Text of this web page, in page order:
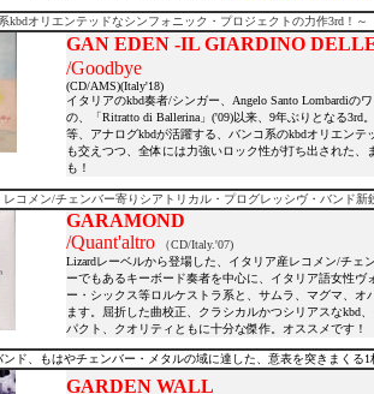
kbdオリエンテッドなシンフォニック・プロジェクトの力作3rd！～
GAN EDEN -IL GIARDINO
/Goodbye
(CD/AMS)(Italy'18)
イタリアのkbd奏者/シンガー、Angelo Santo Lombardiの
の、「Ritratto di Ballerina」('09)以来、9年ぶりとなる
等、アナログkbdが活躍する、バンコ系のkbdオリエン
も交えつつ、全体には力強いロック性が打ち出された
も！
レコメン/チェンバー寄りシアトリカル・プログレッシヴ・バンド新
GARAMOND
/Quant'altro （CD/Italy.'07)
Lizardレーベルから登場した、イタリア産レコメン/チェ
ーでもあるキーボード奏者を中心に、イタリア語女性
ー・シックス等ロルケストラ系と、サムラ、マグマ、
ます。屈折した曲校正、クラシカルかつシリアスなkbd
パクト、クオリティともに十分な傑作。オススメです！
ド、もはやチェンバー・メタルの域に達した、意表を突きまくる1
GARDEN WALL